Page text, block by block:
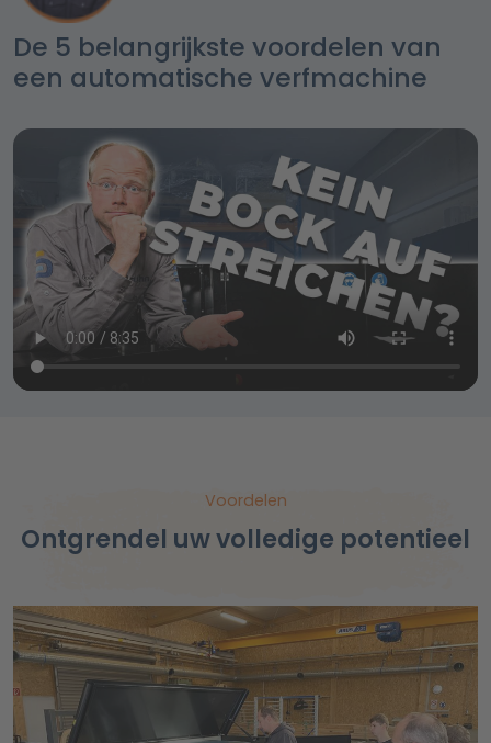
De 5 belangrijkste voordelen van
een automatische verfmachine
Voordelen
Ontgrendel uw volledige potentieel